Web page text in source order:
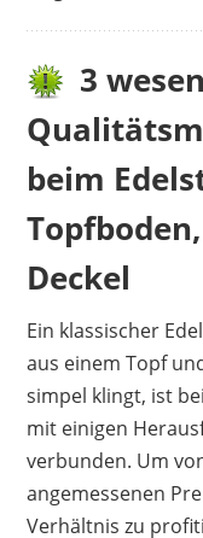
3
beim
Deckel
Ein klassischer
aus einem Topf
simpel klingt, ist
mit einigen
verbunden. Um
angemessenen
Verhältnis zu